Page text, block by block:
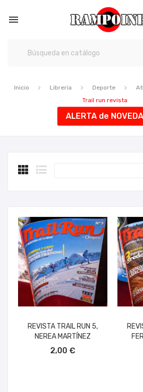

Inicio Librería Deporte
Trail run revista
ALERTA de
REVISTA TRAIL RUN 5,
NEREA MARTÍNEZ
2,00 €